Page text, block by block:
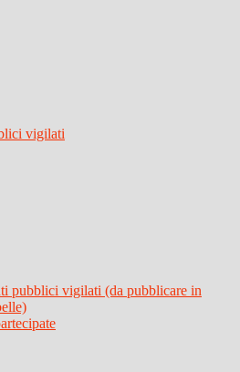
vigilati
pubblici vigilati (da pubblicare in